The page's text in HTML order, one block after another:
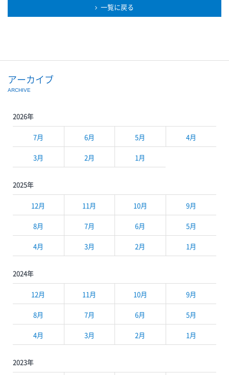
一覧に戻る
アーカイブ
ARCHIVE
2026年
7月 6月 5月 4月
3月 2月 1月
2025年
12月 11月 10月 9月
8月 7月 6月 5月
4月 3月 2月 1月
2024年
12月 11月 10月 9月
8月 7月 6月 5月
4月 3月 2月 1月
2023年